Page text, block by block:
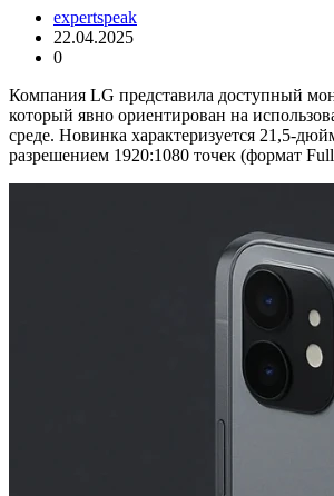
expertspeak
22.04.2025
0
Компания LG представила доступный
который явно ориентирован на
среде. Новинка характеризуется 21,5-
разрешением 1920:1080 точек (формат